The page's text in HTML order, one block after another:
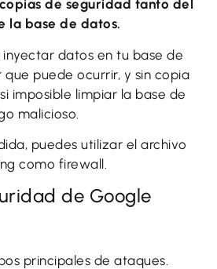
de seguridad tanto del
la base de datos.
datos en tu base de
puede ocurrir, y sin copia
imposible limpiar la base de
malicioso.
puedes utilizar el archivo
como firewall.
de Google
principales de ataques.